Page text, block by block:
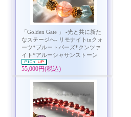
「Golden Gate 」 -光と共に新た
なステージへ- リモナイトinクォ
ーツ*ブルートパーズ*クンツァ
イト*アルーシャサンストーン
55,000円(税込)